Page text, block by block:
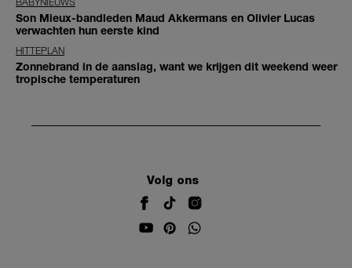
Son Mieux-bandleden Maud Akkermans en Olivier Lucas
verwachten hun eerste kind
HITTEPLAN
Zonnebrand in de aanslag, want we krijgen dit weekend weer
tropische temperaturen
Volg ons